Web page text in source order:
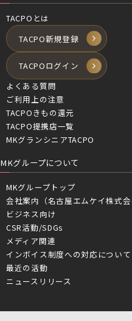
TACPOとは
TACPO新規登録
TACPOログイン
よくある質問
ご利用上の注意
TACPOきもの還元
TACPO提携店一覧
MKグランシニアTACPO
MKグループについて
MKグループトップ
会社案内（名古屋エムケイ株式会
ビジネス向け
CSR活動/SDGs
メディア関連
インボイス制度への対応について
最近の活動
ニュースリリース